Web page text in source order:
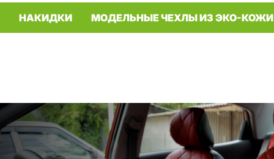
НАКИДКИ МОДЕЛЬНЫЕ ЧЕХЛЫ ИЗ ЭКО-КОЖИ